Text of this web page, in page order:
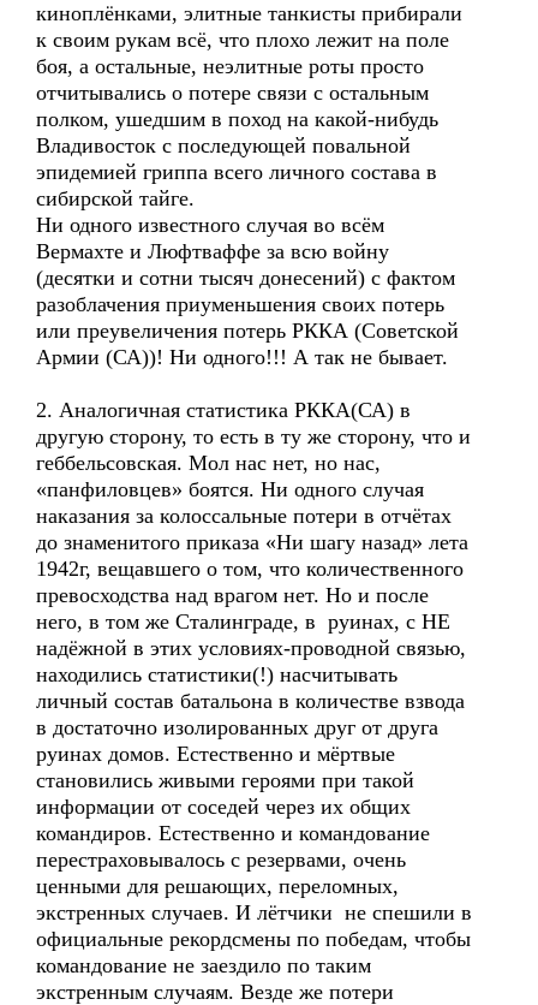
киноплёнками, элитные танкисты прибирали
к своим рукам всё, что плохо лежит на поле
боя, а остальные, неэлитные роты просто
отчитывались о потере связи с остальным
полком, ушедшим в поход на какой-нибудь
Владивосток с последующей повальной
эпидемией гриппа всего личного состава в
сибирской тайге.
Ни одного известного случая во всём
Вермахте и Люфтваффе за всю войну
(десятки и сотни тысяч донесений) с фактом
разоблачения приуменьшения своих потерь
или преувеличения потерь РККА (Советской
Армии (СА))! Ни одного!!! А так не бывает.
2. Аналогичная статистика РККА(СА) в
другую сторону, то есть в ту же сторону, что и
геббельсовская. Мол нас нет, но нас,
«панфиловцев» боятся. Ни одного случая
наказания за колоссальные потери в отчётах
до знаменитого приказа «Ни шагу назад» лета
1942г, вещавшего о том, что количественного
превосходства над врагом нет. Но и после
него, в том же Сталинграде, в руинах, с НЕ
надёжной в этих условиях-проводной связью,
находились статистики(!) насчитывать
личный состав батальона в количестве взвода
в достаточно изолированных друг от друга
руинах домов. Естественно и мёртвые
становились живыми героями при такой
информации от соседей через их общих
командиров. Естественно и командование
перестраховывалось с резервами, очень
ценными для решающих, переломных,
экстренных случаев. И лётчики не спешили в
официальные рекордсмены по победам, чтобы
командование не заездило по таким
экстренным случаям. Везде же потери